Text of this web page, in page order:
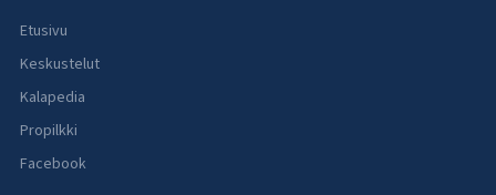
Etusivu
Keskustelut
Kalapedia
Propilkki
Facebook